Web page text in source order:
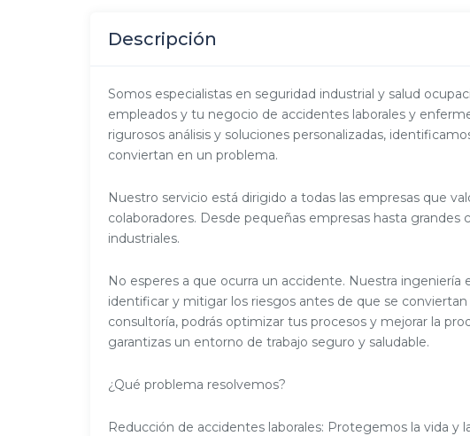
Descripción
Somos especialistas en seguridad industrial y salud
empleados y tu negocio de accidentes laborales y
rigurosos análisis y soluciones personalizadas,
conviertan en un problema.
Nuestro servicio está dirigido a todas las empresas que
colaboradores. Desde pequeñas empresas hasta grandes
industriales.
No esperes a que ocurra un accidente. Nuestra
identificar y mitigar los riesgos antes de que se
consultoría, podrás optimizar tus procesos y mejorar la
garantizas un entorno de trabajo seguro y saludable.
¿Qué problema resolvemos?
Reducción de accidentes laborales: Protegemos la vida y